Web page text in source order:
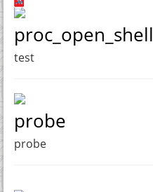
proc_open_shell
test
probe
probe